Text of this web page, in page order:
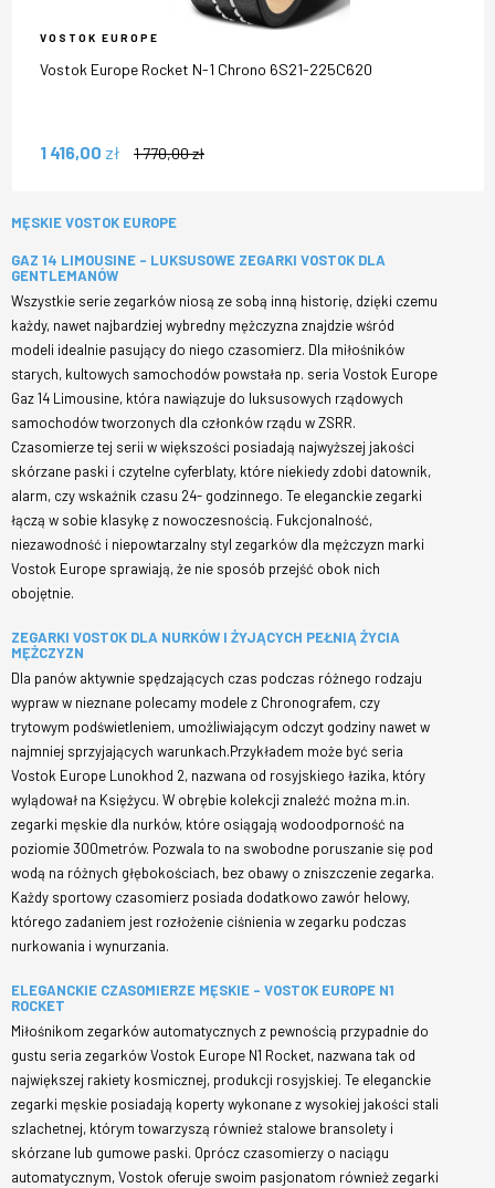
VOSTOK EUROPE
Vostok Europe Rocket N-1 Chrono 6S21-225C620
1 416,00 zł 1 770,00zł
MĘSKIE VOSTOK EUROPE
GAZ 14 LIMOUSINE – LUKSUSOWE ZEGARKI VOSTOK DLA
GENTLEMANÓW
Wszystkie serie zegarków niosą ze sobą inną historię, dzięki czemu
każdy, nawet najbardziej wybredny mężczyzna znajdzie wśród
modeli idealnie pasujący do niego czasomierz. Dla miłośników
starych, kultowych samochodów powstała np. seria Vostok Europe
Gaz 14 Limousine, która nawiązuje do luksusowych rządowych
samochodów tworzonych dla członków rządu w ZSRR.
Czasomierze tej serii w większości posiadają najwyższej jakości
skórzane paski i czytelne cyferblaty, które niekiedy zdobi datownik,
alarm, czy wskaźnik czasu 24- godzinnego. Te eleganckie zegarki
łączą w sobie klasykę z nowoczesnością. Fukcjonalność,
niezawodność i niepowtarzalny styl zegarków dla mężczyzn marki
Vostok Europe sprawiają, że nie sposób przejść obok nich
obojętnie.
ZEGARKI VOSTOK DLA NURKÓW I ŻYJĄCYCH PEŁNIĄ ŻYCIA
MĘŻCZYZN
Dla panów aktywnie spędzających czas podczas różnego rodzaju
wypraw w nieznane polecamy modele z Chronografem, czy
trytowym podświetleniem, umożliwiającym odczyt godziny nawet w
najmniej sprzyjających warunkach.Przykładem może być seria
Vostok Europe Lunokhod 2, nazwana od rosyjskiego łazika, który
wylądował na Księżycu. W obrębie kolekcji znaleźć można m.in.
zegarki męskie dla nurków, które osiągają wodoodporność na
poziomie 300metrów. Pozwala to na swobodne poruszanie się pod
wodą na różnych głębokościach, bez obawy o zniszczenie zegarka.
Każdy sportowy czasomierz posiada dodatkowo zawór helowy,
którego zadaniem jest rozłożenie ciśnienia w zegarku podczas
nurkowania i wynurzania.
ELEGANCKIE CZASOMIERZE MĘSKIE – VOSTOK EUROPE N1
ROCKET
Miłośnikom zegarków automatycznych z pewnością przypadnie do
gustu seria zegarków Vostok Europe N1 Rocket, nazwana tak od
największej rakiety kosmicznej, produkcji rosyjskiej. Te eleganckie
zegarki męskie posiadają koperty wykonane z wysokiej jakości stali
szlachetnej, którym towarzyszą również stalowe bransolety i
skórzane lub gumowe paski. Oprócz czasomierzy o naciągu
automatycznym, Vostok oferuje swoim pasjonatom również zegarki